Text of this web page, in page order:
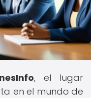
, el lugar
en el mundo de